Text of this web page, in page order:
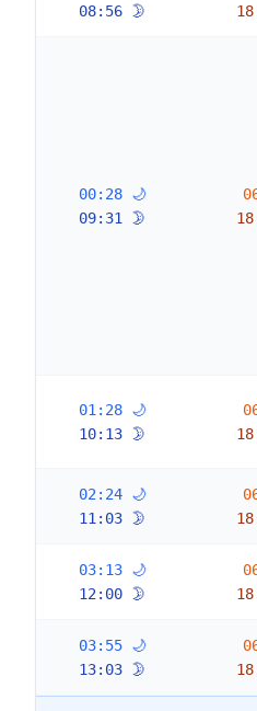
🌛 08:56
🌙 00:28
🌛 09:31
🌙 01:28
🌛 10:13
🌙 02:24
🌛 11:03
🌙 03:13
🌛 12:00
🌙 03:55
🌛 13:03